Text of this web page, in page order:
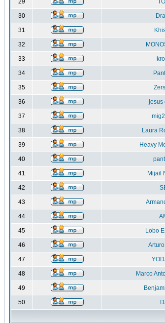
29
30
31
32
33
34
35
36 jesus
37
38 Laura
39 Heavy
40
41 Mijail
42
43
44
45 Lobo
46
47
48 Marco
49
50